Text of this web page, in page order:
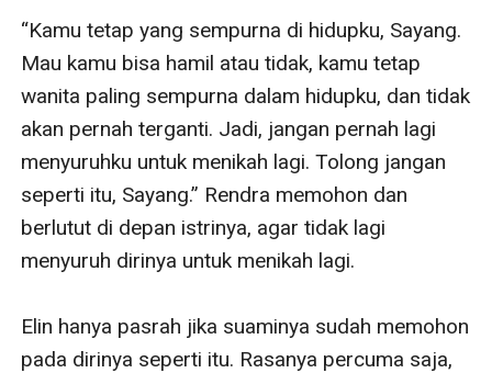
“Kamu tetap yang sempurna di hidupku, Sayang.
Mau kamu bisa hamil atau tidak, kamu tetap
wanita paling sempurna dalam hidupku, dan tidak
akan pernah terganti. Jadi, jangan pernah lagi
menyuruhku untuk menikah lagi. Tolong jangan
seperti itu, Sayang.” Rendra memohon dan
berlutut di depan istrinya, agar tidak lagi
menyuruh dirinya untuk menikah lagi.
Elin hanya pasrah jika suaminya sudah memohon
pada dirinya seperti itu. Rasanya percuma saja,